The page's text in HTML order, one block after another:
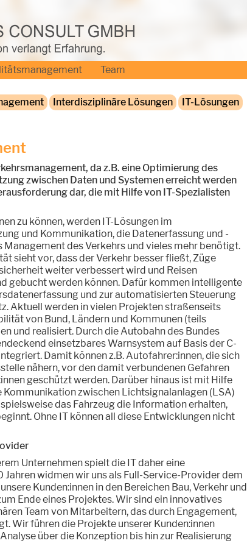
Team
Interdisziplinäre Lösungen
IT-Lösungen
da z.B. eine Optimierung des
zwischen Daten und Systemen erreicht werden
dar, die mit Hilfe von IT-Spezialisten
zu können, werden IT-Lösungen im
und Kommunikation, die Datenerfassung und -
des Verkehrs und vieles mehr benötigt.
sieht vor, dass der Verkehr besser fließt, Züge
weiter verbessert wird und Reisen
gebucht werden können. Dafür kommen intelligente
und zur automatisierten Steuerung
Aktuell werden in vielen Projekten straßenseits
von Bund, Ländern und Kommunen (teils
und realisiert. Durch die Autobahn des Bundes
einsetzbares Warnsystem auf Basis der C-
Damit können z.B. Autofahrer:innen, die sich
nähern, vor den damit verbundenen Gefahren
geschützt werden. Darüber hinaus ist mit Hilfe
Kommunikation zwischen Lichtsignalanlagen (LSA)
das Fahrzeug die Information erhalten,
Ohne IT können all diese Entwicklungen nicht
Unternehmen spielt die IT daher eine
Jahren widmen wir uns als Full-Service-Provider dem
Kunden:innen in den Bereichen Bau, Verkehr und
Ende eines Projektes. Wir sind ein innovatives
Team von Mitarbeitern, das durch Engagement,
Wir führen die Projekte unserer Kunden:innen
über die Konzeption bis hin zur Realisierung